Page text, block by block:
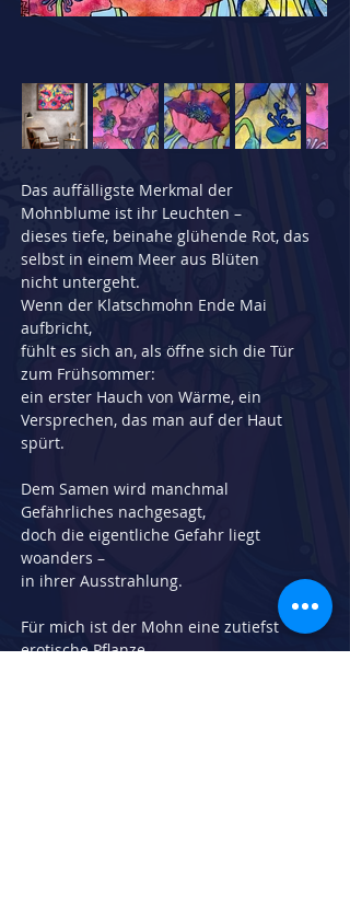
Das auffälligste Merkmal der
Mohnblume ist ihr Leuchten –
dieses tiefe, beinahe glühende Rot, das
selbst in einem Meer aus Blüten
nicht untergeht.
Wenn der Klatschmohn Ende Mai
aufbricht,
fühlt es sich an, als öffne sich die Tür
zum Frühsommer:
ein erster Hauch von Wärme, ein
Versprechen, das man auf der Haut
spürt.
Dem Samen wird manchmal
Gefährliches nachgesagt,
doch die eigentliche Gefahr liegt
woanders –
in ihrer Ausstrahlung.
Für mich ist der Mohn eine zutiefst
erotische Pflanze.